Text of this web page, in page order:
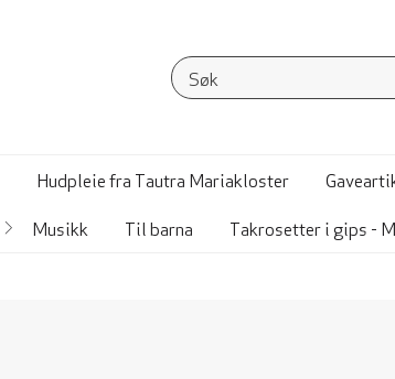
Hudpleie fra Tautra Mariakloster
Musikk Til barna Takrosetter i gips -